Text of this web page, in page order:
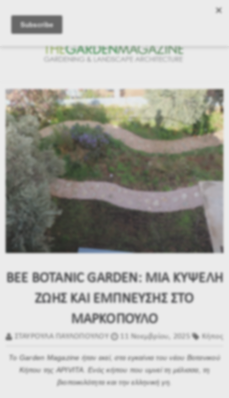
BEE BOTANIC GARDEN: ΜΙΑ ΚΥΨΕΛΗ
ΖΩΗΣ ΚΑΙ ΕΜΠΝΕΥΣΗΣ ΣΤΟ
ΜΑΡΚΟΠΟΥΛΟ
ΣΤΑΥΡΟΥΛΑ ΠΑΥΛΟΠΟΥΛΟΥ 11 Νοεμβρίου, 2025 Κήπος
Το Garden Magazine ήταν εκεί, στα εγκαίνια του νέου Βοτανικού
Κήπου της APIVITA. Ενός κήπου που υμνεί τη μέλισσα, τη
βιοποικιλότητα και την ελληνική γη.